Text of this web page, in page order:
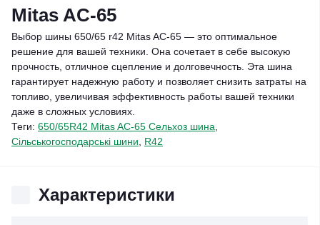
Mitas AC-65
Выбор шины 650/65 r42 Mitas AC-65 — это оптимальное
решение для вашей техники. Она сочетает в себе высокую
прочность, отличное сцепление и долговечность. Эта шина
гарантирует надежную работу и позволяет снизить затраты на
топливо, увеличивая эффективность работы вашей техники
даже в сложных условиях.
Теги: 650/65R42 Mitas AC-65 Сельхоз шина
Сільськогосподарські шини
R42
Характеристики